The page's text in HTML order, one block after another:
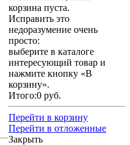
корзина пуста.
Исправить это
недоразумение очень
просто:
выберите в каталоге
интересующий товар и
нажмите кнопку «В
корзину».
Итого:0 руб.
Перейти в корзину
Перейти в отложенные
Закрыть